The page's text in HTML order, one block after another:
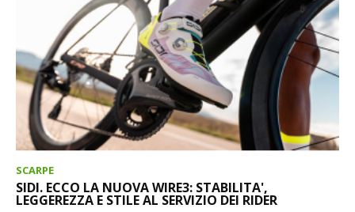
SCARPE
SIDI. ECCO LA NUOVA WIRE3: STABILITA',
LEGGEREZZA E STILE AL SERVIZIO DEI RIDER